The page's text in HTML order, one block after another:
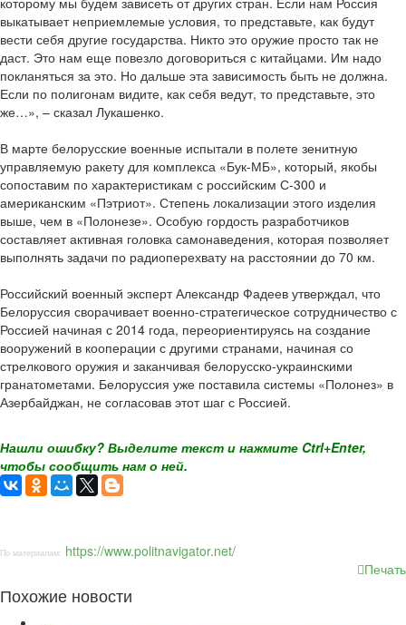
выкатывает неприемлемые условия, то представьте, как будут
вести себя другие государства. Никто это оружие просто так не
даст. Это нам еще повезло договориться с китайцами. Им надо
покланяться за это. Но дальше эта зависимость быть не должна.
Если по полигонам видите, как себя ведут, то представьте, это
же…», – сказал Лукашенко.
В марте белорусские военные испытали в полете зенитную
управляемую ракету для комплекса «Бук-МБ», который, якобы
сопоставим по характеристикам с российским С-300 и
американским «Пэтриот». Степень локализации этого изделия
выше, чем в «Полонезе». Особую гордость разработчиков
составляет активная головка самонаведения, которая позволяет
выполнять задачи по радиоперехвату на расстоянии до 70 км.
Российский военный эксперт Александр Фадеев утверждал, что
Белоруссия сворачивает военно-стратегическое сотрудничество с
Россией начиная с 2014 года, переориентируясь на создание
вооружений в кооперации с другими странами, начиная со
стрелкового оружия и заканчивая белорусско-украинскими
гранатометами. Белоруссия уже поставила системы «Полонез» в
Азербайджан, не согласовав этот шаг с Россией.
Нашли ошибку? Выделите текст и нажмите Ctrl+Enter,
чтобы сообщить нам о ней.
По материалам: https://www.politnavigator.net/
Печать
Похожие новости